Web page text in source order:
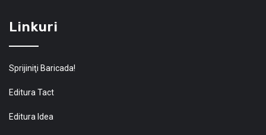
Linkuri
Sprijiniţi Baricada!
Editura Tact
Editura Idea